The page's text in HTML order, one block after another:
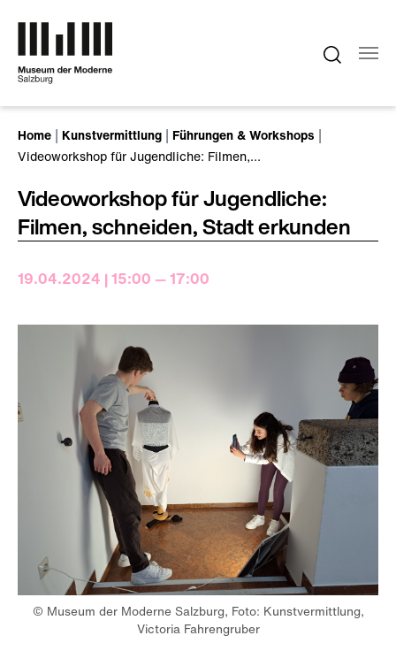
Home Kunstvermittlung
Führungen & Workshops
Videoworkshop für Jugendliche: Filmen,…
Videoworkshop für Jugendliche:
Filmen, schneiden, Stadt erkunden
19.04.2024 | 15:00 — 17:00
© Museum der Moderne Salzburg, Foto: Kunstvermittlung,
Victoria Fahrengruber